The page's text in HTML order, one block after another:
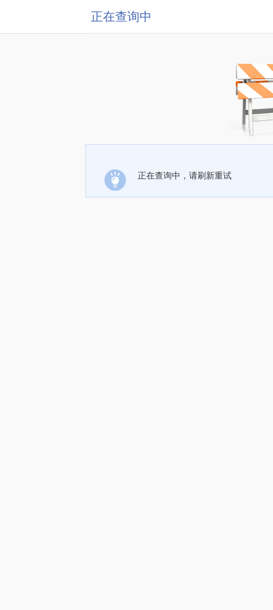
正在查询中
正在查询中，请刷新重试